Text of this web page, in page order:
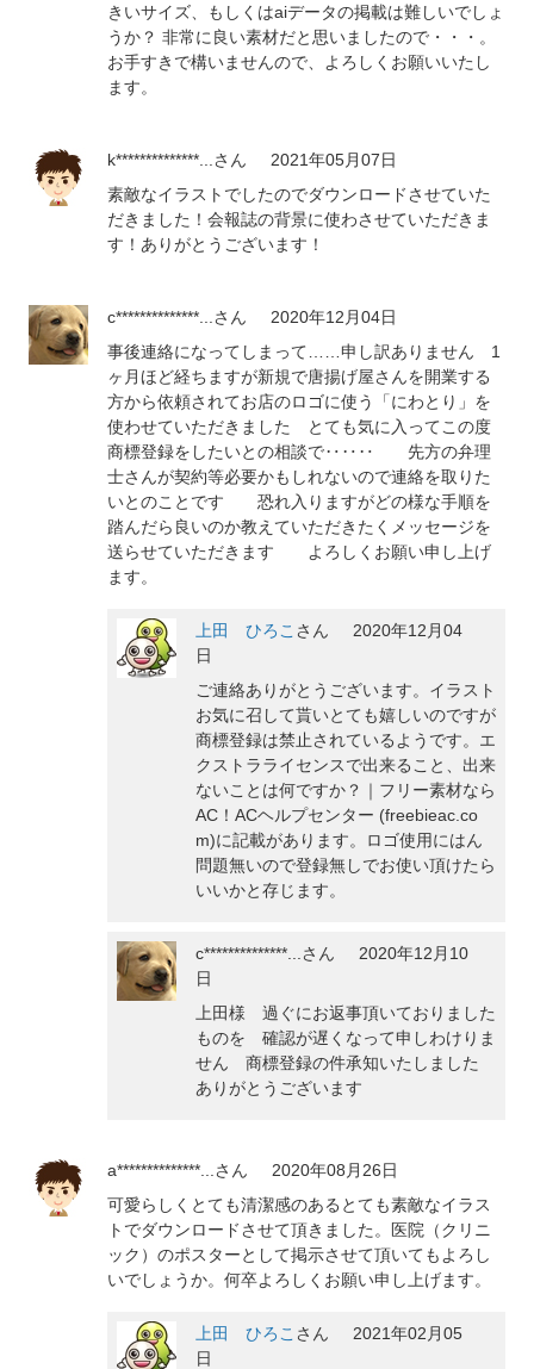
きいサイズ、もしくはaiデータの掲載は難しいでしょ
うか？ 非常に良い素材だと思いましたので・・・。
お手すきで構いませんので、よろしくお願いいたし
ます。
k**************... さん
2021年05月07日
素敵なイラストでしたのでダウンロードさせていた
だきました！会報誌の背景に使わさせていただきま
す！ありがとうございます！
c**************... さん
2020年12月04日
事後連絡になってしまって……申し訳ありません 1
ヶ月ほど経ちますが新規で唐揚げ屋さんを開業する
方から依頼されてお店のロゴに使う「にわとり」を
使わせていただきました とても気に入ってこの度
商標登録をしたいとの相談で‥‥‥ 先方の弁理
士さんが契約等必要かもしれないので連絡を取りた
いとのことです 恐れ入りますがどの様な手順を
踏んだら良いのか教えていただきたくメッセージを
送らせていただきます よろしくお願い申し上げ
ます。
上田 ひろこ さん
2020年12月04
日
ご連絡ありがとうございます。イラスト
お気に召して貰いとても嬉しいのですが
商標登録は禁止されているようです。エ
クストラライセンスで出来ること、出来
ないことは何ですか？｜フリー素材なら
AC！ACヘルプセンター (freebieac.co
m)に記載があります。ロゴ使用にはん
問題無いので登録無しでお使い頂けたら
いいかと存じます。
c**************... さん
2020年12月10
日
上田様 過ぐにお返事頂いておりました
ものを 確認が遅くなって申しわけりま
せん 商標登録の件承知いたしました
ありがとうございます
a**************... さん
2020年08月26日
可愛らしくとても清潔感のあるとても素敵なイラス
トでダウンロードさせて頂きました。医院（クリニ
ック）のポスターとして掲示させて頂いてもよろし
いでしょうか。何卒よろしくお願い申し上げます。
上田 ひろこ さん
2021年02月05
日